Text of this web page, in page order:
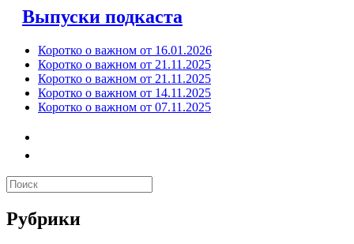
Выпуски подкаста
Коротко о важном от 16.01.2026
Коротко о важном от 21.11.2025
Коротко о важном от 21.11.2025
Коротко о важном от 14.11.2025
Коротко о важном от 07.11.2025
Рубрики